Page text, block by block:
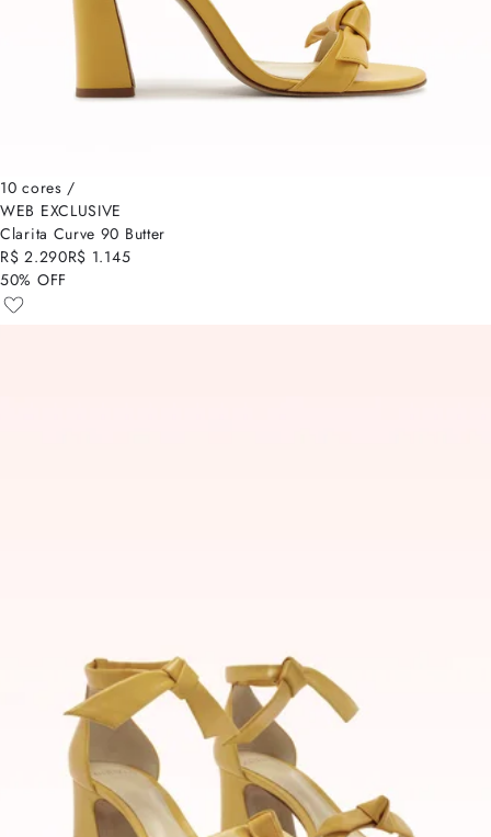
10 cores /
WEB EXCLUSIVE
Clarita Curve 90 Butter
R$ 2.290R$ 1.145
50% OFF